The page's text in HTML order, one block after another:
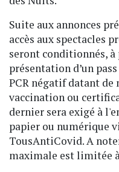
Suite aux annonces
accès aux spectacles
seront conditionnés,
présentation d’un
PCR négatif datant de
vaccination ou
dernier sera exigé à
papier ou numérique
TousAntiCovid. A
maximale est limitée